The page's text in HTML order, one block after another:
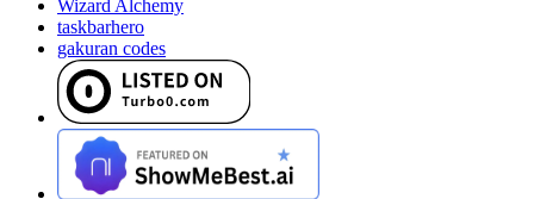
Wizard Alchemy
taskbarhero
gakuran codes